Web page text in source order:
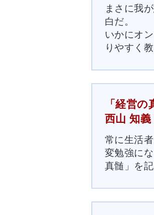
まさに我
白だ。
いかにオ
りやすく
「経営
西山 知義
常に生活
変勉強に
真髄」を